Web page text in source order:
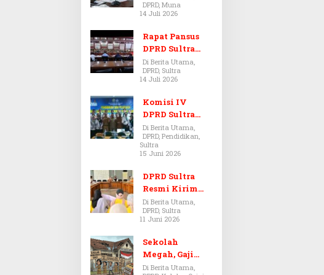
Dugaan Jual
Beli Tanah
Bermasalah di
Muna
DPRD, Muna
14 Juli 2026
Rapat Pansus
DPRD Sultra
Diskors Dua
Kali Akibat
Ketidakhadira
n Pj Sekda
Di Berita Utama,
DPRD, Sultra
14 Juli 2026
Komisi IV
DPRD Sultra
Kawal Hak
Guru,
Rencanakan
Pendidikan
Di Berita Utama,
DPRD, Pendidikan,
Sultra
15 Juni 2026
DPRD Sultra
Resmi Kirim
Aspirasi Tolak
Peraturan
BPOM No. 5
Tahun 2026 ke
Komisi IX DPR
Di Berita Utama,
DPRD, Sultra
11 Juni 2026
Sekolah
Megah, Gaji
Guru Berdarah-
Di Berita Utama,